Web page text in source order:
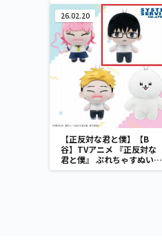
ア―鈴木―
26.02.20
【正反対な君と僕】【B
谷】TVアニメ 『正反対な
君と僕』 ぷれちゃすぬいぐ
るみ